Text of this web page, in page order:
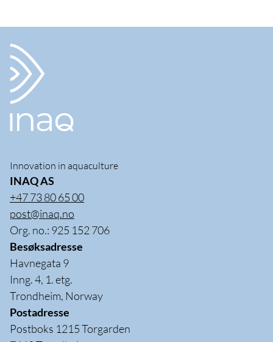
Innovation in aquaculture
INAQ AS
+47 73 80 65 00
post@inaq.no
Org. no.: 925 152 706
Besøksadresse
Havnegata 9
Inng. 4, 1. etg.
Trondheim, Norway
Postadresse
Postboks 1215 Torgarden